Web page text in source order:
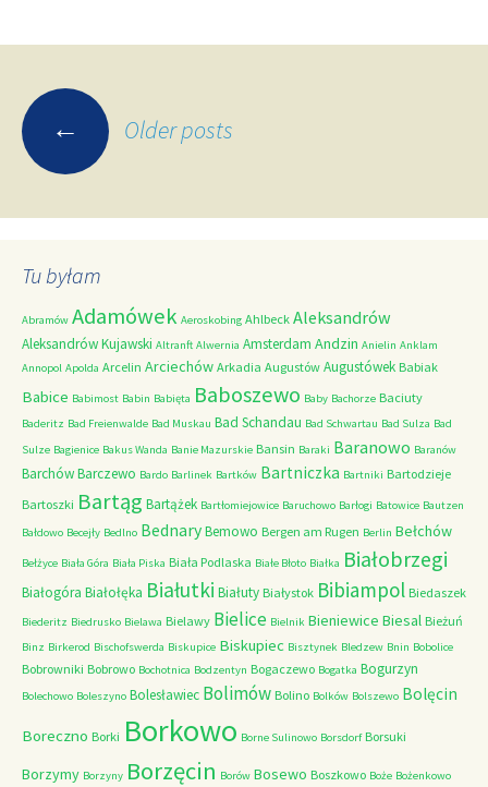
Posts
navigation
← Older posts
Tu byłam
Abramów Adamówek Aeroskobing Ahlbeck Aleksandrów
Aleksandrów Kujawski Altranft Alwernia Amsterdam Andzin Anielin Anklam
Annopol Apolda Arcelin Arciechów Arkadia Augustów Augustówek Babiak
Babice Babimost Babin Babięta Baboszewo Baby Bachorze Baciuty
Baderitz Bad Freienwalde Bad Muskau Bad Schandau Bad Schwartau Bad Sulza Bad
Sulze Bagienice Bakus Wanda Banie Mazurskie Bansin Baraki Baranowo Baranów
BarchówBarczewo Bardo Barlinek Bartków Bartniczka Bartniki Bartodzieje
Bartoszki Bartąg Bartążek Bartłomiejowice Baruchowo Barłogi Batowice Bautzen
Bałdowo Becejły Bedlno BednaryBemowo Bergen am Rugen Berlin Bełchów
Bełżyce Biała Góra Biała Piska Biała Podlaska Białe Błoto Białka Białobrzegi
Białogóra Białołęka Białutki Białuty Białystok Bibiampol Biedaszek
Biederitz Biedrusko Bielawa Bielawy Bielice Bielnik Bieniewice Biesal Bieżuń
Binz Birkerod Bischofswerda Biskupice Biskupiec Bisztynek Bledzew Bnin Bobolice
Bobrowniki Bobrowo Bochotnica Bodzentyn Bogaczewo Bogatka Bogurzyn
Bolechowo Boleszyno Bolesławiec Bolimów Bolino Bolków Bolszewo Bolęcin
Boreczno Borki Borkowo Borne Sulinowo Borsdorf Borsuki
Borzymy Borzyny Borzęcin Borów Bosewo Boszkowo Boże Bożenkowo